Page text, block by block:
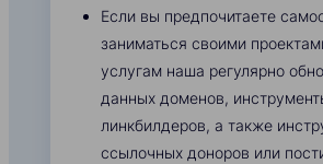
Если вы предпочитаете
заниматься своими
услугам наша регулярно
данных доменов,
линкбилдеров, а также
ссылочных доноров или